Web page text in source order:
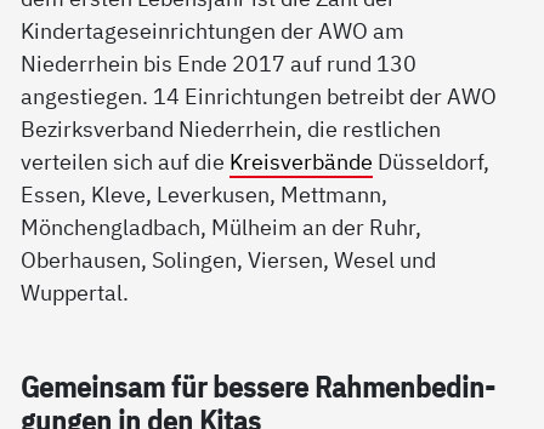
Kindertageseinrichtungen der AWO am
Niederrhein bis Ende 2017 auf rund 130
angestiegen. 14 Einrichtungen betreibt der AWO
Bezirksverband Niederrhein, die restlichen
verteilen sich auf die Kreisverbände Düsseldorf,
Essen, Kleve, Leverkusen, Mettmann,
Mönchengladbach, Mülheim an der Ruhr,
Oberhausen, Solingen, Viersen, Wesel und
Wuppertal.
Ge­mein­sam für bes­se­re Rah­men­be­din­